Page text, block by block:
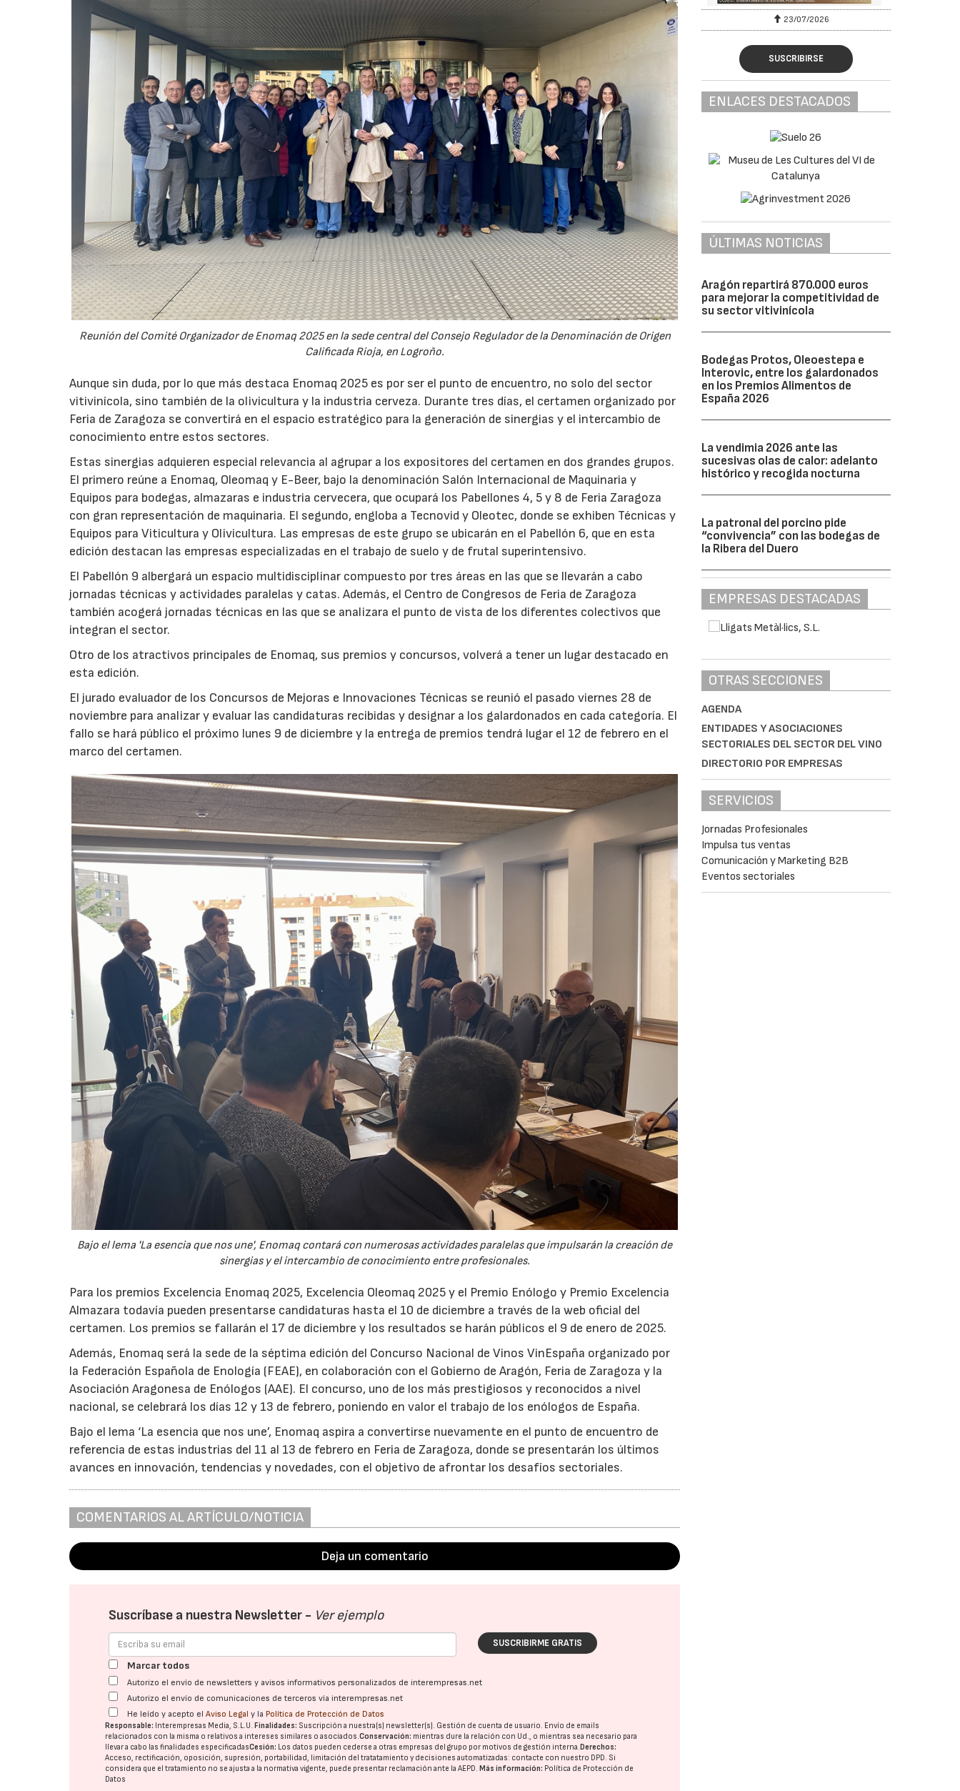
Reunión del Comité Organizador de Enomaq 2025 en la sede central del Consejo Regulador de la Denominación de Origen
Calificada Rioja, en Logroño.
Aunque sin duda, por lo que más destaca Enomaq 2025 es por ser el punto de encuentro, no solo del sector
vitivinícola, sino también de la olivicultura y la industria cerveza. Durante tres días, el certamen organizado por
Feria de Zaragoza se convertirá en el espacio estratégico para la generación de sinergias y el intercambio de
conocimiento entre estos sectores.
Estas sinergias adquieren especial relevancia al agrupar a los expositores del certamen en dos grandes grupos.
El primero reúne a Enomaq, Oleomaq y E-Beer, bajo la denominación Salón Internacional de Maquinaria y
Equipos para bodegas, almazaras e industria cervecera, que ocupará los Pabellones 4, 5 y 8 de Feria Zaragoza
con gran representación de maquinaria. El segundo, engloba a Tecnovid y Oleotec, donde se exhiben Técnicas y
Equipos para Viticultura y Olivicultura. Las empresas de este grupo se ubicarán en el Pabellón 6, que en esta
edición destacan las empresas especializadas en el trabajo de suelo y de frutal superintensivo.
El Pabellón 9 albergará un espacio multidisciplinar compuesto por tres áreas en las que se llevarán a cabo
jornadas técnicas y actividades paralelas y catas. Además, el Centro de Congresos de Feria de Zaragoza
también acogerá jornadas técnicas en las que se analizara el punto de vista de los diferentes colectivos que
integran el sector.
Otro de los atractivos principales de Enomaq, sus premios y concursos, volverá a tener un lugar destacado en
esta edición.
El jurado evaluador de los Concursos de Mejoras e Innovaciones Técnicas se reunió el pasado viernes 28 de
noviembre para analizar y evaluar las candidaturas recibidas y designar a los galardonados en cada categoría. El
fallo se hará público el próximo lunes 9 de diciembre y la entrega de premios tendrá lugar el 12 de febrero en el
marco del certamen.
Bajo el lema 'La esencia que nos une', Enomaq contará con numerosas actividades paralelas que impulsarán la creación de
sinergias y el intercambio de conocimiento entre profesionales.
Para los premios Excelencia Enomaq 2025, Excelencia Oleomaq 2025 y el Premio Enólogo y Premio Excelencia
Almazara todavía pueden presentarse candidaturas hasta el 10 de diciembre a través de la web oficial del
certamen. Los premios se fallarán el 17 de diciembre y los resultados se harán públicos el 9 de enero de 2025.
Además, Enomaq será la sede de la séptima edición del Concurso Nacional de Vinos VinEspaña organizado por
la Federación Española de Enología (FEAE), en colaboración con el Gobierno de Aragón, Feria de Zaragoza y la
Asociación Aragonesa de Enólogos (AAE). El concurso, uno de los más prestigiosos y reconocidos a nivel
nacional, se celebrará los días 12 y 13 de febrero, poniendo en valor el trabajo de los enólogos de España.
Bajo el lema ‘La esencia que nos une’, Enomaq aspira a convertirse nuevamente en el punto de encuentro de
referencia de estas industrias del 11 al 13 de febrero en Feria de Zaragoza, donde se presentarán los últimos
avances en innovación, tendencias y novedades, con el objetivo de afrontar los desafíos sectoriales.
COMENTARIOS AL ARTÍCULO/NOTICIA
Deja un comentario
Suscríbase a nuestra Newsletter - Ver ejemplo
SUSCRIBIRME GRATIS
Marcar todos
Autorizo el envío de newsletters y avisos informativos personalizados de interempresas.net
Autorizo el envío de comunicaciones de terceros vía interempresas.net
He leído y acepto elAviso Legal y la Política de Protección de Datos
Responsable: Interempresas Media, S.L.U.Finalidades: Suscripción a nuestra(s) newsletter(s). Gestión de cuenta de usuario. Envío de emails
relacionados con la misma o relativos a intereses similares o asociados.Conservación: mientras dure la relación con Ud., o mientras sea necesario para
llevar a cabo las finalidades especificadasCesión: Los datos pueden cederse a otras empresas del grupo por motivos de gestión interna.Derechos:
Acceso, rectificación, oposición, supresión, portabilidad, limitación del tratatamiento y decisiones automatizadas: contacte con nuestro DPD. Si
considera que el tratamiento no se ajusta a la normativa vigente, puede presentar reclamación ante laAEPD.Más información: Política de Protección de
Datos
30/07/2026 23/07/2026
SUSCRIBIRSE
ENLACES DESTACADOS
ÚLTIMAS NOTICIAS
Aragón repartirá 870.000 euros
para mejorar la competitividad de
su sector vitivinícola
Bodegas Protos, Oleoestepa e
Interovic, entre los galardonados
en los Premios Alimentos de
España 2026
La vendimia 2026 ante las
sucesivas olas de calor: adelanto
histórico y recogida nocturna
La patronal del porcino pide
“convivencia” con las bodegas de
la Ribera del Duero
EMPRESAS DESTACADAS
OTRAS SECCIONES
AGENDA
ENTIDADES Y ASOCIACIONES
SECTORIALES DEL SECTOR DEL VINO
DIRECTORIO POR EMPRESAS
SERVICIOS
Jornadas Profesionales
Impulsa tus ventas
Comunicación y Marketing B2B
Eventos sectoriales